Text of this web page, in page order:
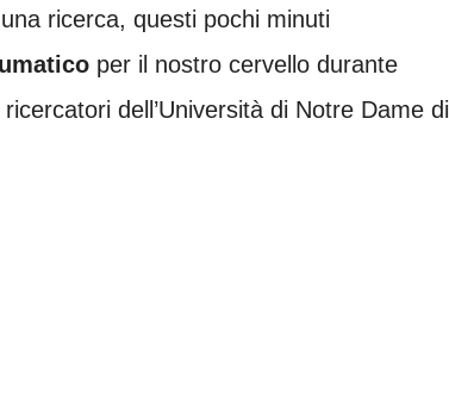
ricerca, questi pochi minuti
per il nostro cervello durante
dell’Università di Notre Dame di